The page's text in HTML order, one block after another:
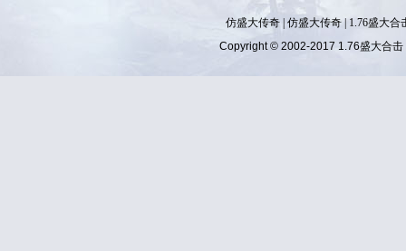
仿盛大传奇| 仿盛大传奇|
1.76盛大合
Copyright © 2002-2017 1.76盛大合击